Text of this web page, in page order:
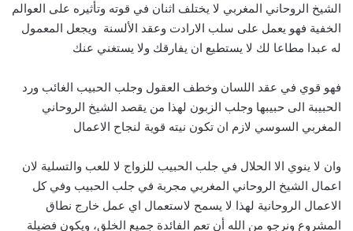
الشيخ الروحاني المغربي لا يختلف اثنان في قوته وتأثيره على العوالم
الخفية فهو يعمل على سلب الارادت وعقد الألسنة ويجعل المعمول
له عبدا مطاعا لك لا يستطيع ان يفارقك ولا يستغني عنك
فهو قوي في عقد اللسان وخطف العقول وجلب الحبيب الغائب ورد
الحبيبة الى حبيبها وجلب الزبون لهذا من يقصد الشيخ الروحاني
المغربي السوسي لازم ان تكون نيته قوية لنجاح الاعمال
وان لا ينوي الا الحلال في جلب الحبيب للزواج لا للعب والتسلية لان
اعمال الشيخ الروحاني المغربي مجربة في جلب الحبيب وفي كل
الاعمال الروحانية لهذا لا يسمح لاستعمال اي عمل خارج نطاق
المشروع ونرجو من الله أن تعم الفائدة جميع الخلق، ويكون فضيلة